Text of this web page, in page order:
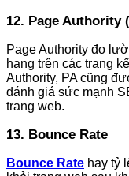
12. Page Authority
Page Authority đo
hạng trên các trang
Authority, PA cũng
đánh giá sức mạnh
trang web.
13. Bounce Rate
Bounce Rate hay tỷ